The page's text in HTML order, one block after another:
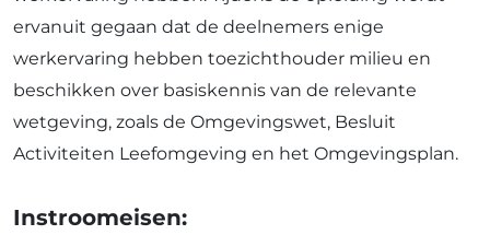
ervanuit gegaan dat de deelnemers enige
werkervaring hebben toezichthouder milieu en
beschikken over basiskennis van de relevante
wetgeving, zoals de Omgevingswet, Besluit
Activiteiten Leefomgeving en het Omgevingsplan.
Instroomeisen: